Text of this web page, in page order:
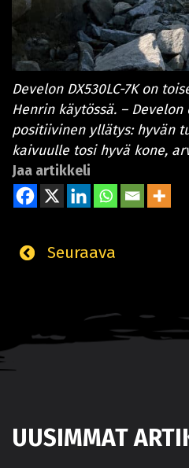
Develon DX530LC-7K on
Henrin käytössä. –
positiivinen yllätys: hyvän
kaivuulle tosi hyvä kone,
Jaa artikkeli
Seuraava
UUSIMMAT